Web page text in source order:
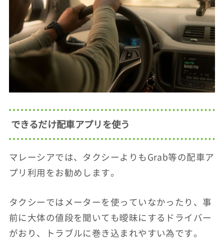
できるだけ配車アプリを使う
マレーシアでは、タクシーよりもGrab等の配車ア
プリ利用をお勧めします。
タクシーではメーターを使っていなかったり、事
前に大体の値段を聞いても曖昧にするドライバー
がおり、トラブルに巻き込まれやすい為です。